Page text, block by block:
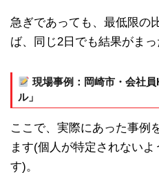
急ぎであっても、最低限の
ば、同じ2日でも結果がまっ
現場事例：岡崎市・会社
ル」
ここで、実際にあった事例
ます(個人が特定されない
す)。